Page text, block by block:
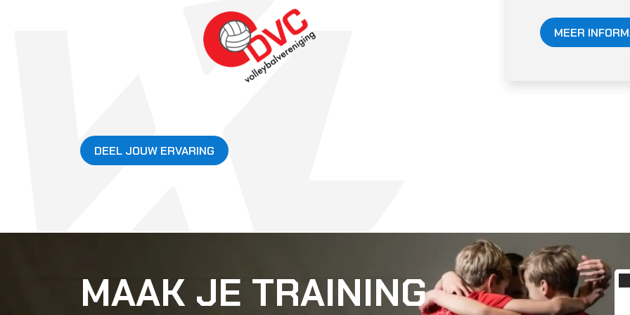
DEEL JOUW ERVARING
MEER
MAAK JE TRAINING
DYNAMISCH, CREATIEF
EN LEUK!
BEKIJK ALLE MOGELIJKHEDEN